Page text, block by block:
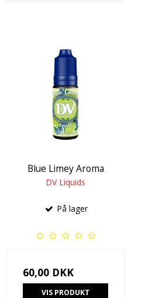
Blue Limey Aroma
DV Liquids
På lager
60,00 DKK
VIS PRODUKT